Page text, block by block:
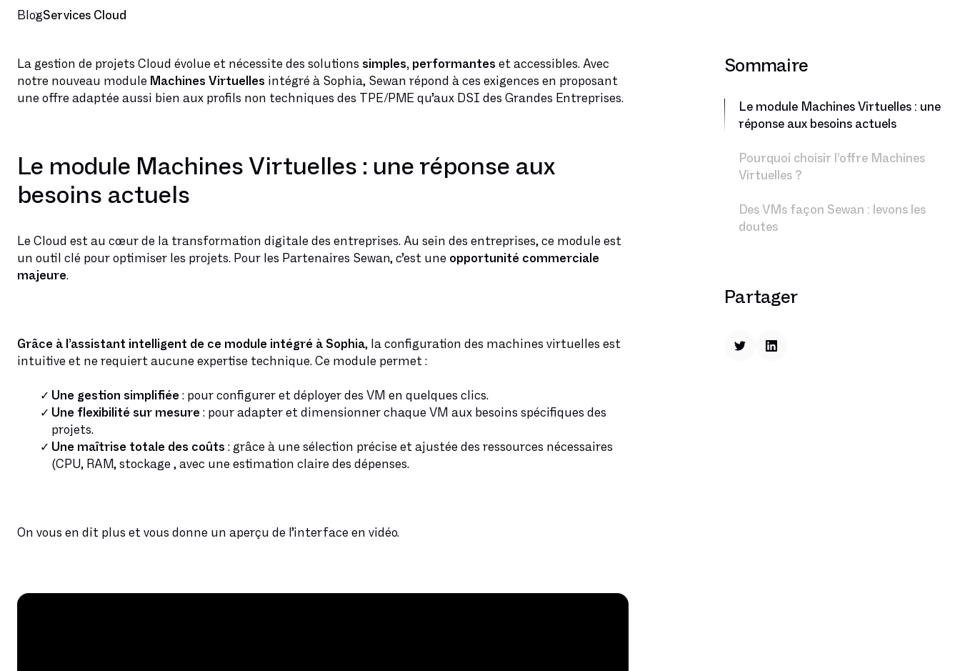
BlogServices Cloud
La gestion de projets Cloud évolue et nécessite des solutions simples, performantes et accessibles. Avec
notre nouveau module Machines Virtuelles intégré à Sophia, Sewan répond à ces exigences en proposant
une offre adaptée aussi bien aux profils non techniques des TPE/PME qu’aux DSI des Grandes Entreprises.
Le module Machines Virtuelles : une réponse aux
besoins actuels
Le Cloud est au cœur de la transformation digitale des entreprises. Au sein des entreprises, ce module est
un outil clé pour optimiser les projets. Pour les Partenaires Sewan, c’est une opportunité commerciale
majeure.
Grâce à l’assistant intelligent de ce module intégré à Sophia, la configuration des machines virtuelles est
intuitive et ne requiert aucune expertise technique. Ce module permet :
Une gestion simplifiée : pour configurer et déployer des VM en quelques clics.
Une flexibilité sur mesure : pour adapter et dimensionner chaque VM aux besoins spécifiques des
projets.
Une maîtrise totale des coûts : grâce à une sélection précise et ajustée des ressources nécessaires
(CPU, RAM, stockage , avec une estimation claire des dépenses.
On vous en dit plus et vous donne un aperçu de l’interface en vidéo.
Sommaire
Le module Machines Virtuelles : une
réponse aux besoins actuels
Pourquoi choisir l’offre Machines
Virtuelles ?
Des VMs façon Sewan : levons les
doutes
Partager